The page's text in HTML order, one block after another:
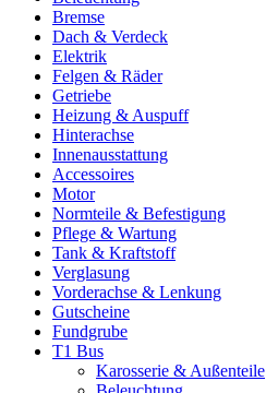
Bremse
Dach & Verdeck
Elektrik
Felgen & Räder
Getriebe
Heizung & Auspuff
Hinterachse
Innenausstattung
Accessoires
Motor
Normteile & Befestigung
Pflege & Wartung
Tank & Kraftstoff
Verglasung
Vorderachse & Lenkung
Gutscheine
Fundgrube
T1 Bus
Karosserie & Außenteile